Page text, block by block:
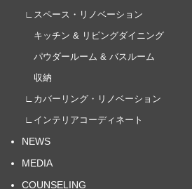
∟スペース・リノベーション
キッチン & リビングダイニング
パウダールーム & バスルーム
収納
∟カバーリング・リノベーション
∟インテリアコーディネート
NEWS
MEDIA
COUNSELING